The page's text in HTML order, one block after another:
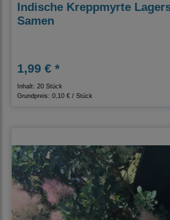
Indische Kreppmyrte
Samen
1,99 € *
Inhalt: 20 Stück
Grundpreis: 0,10 € / Stück